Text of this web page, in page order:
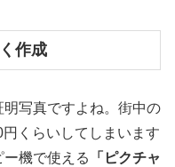
作成
写真ですよね。街中の
くらいしてしまいます
機で使える
「ピクチャ